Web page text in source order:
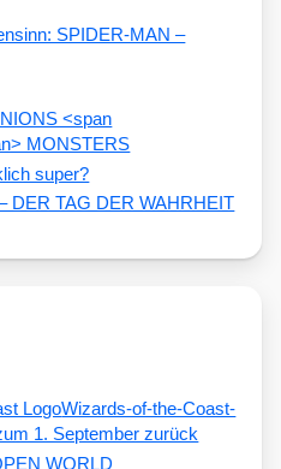
SPIDER-MAN –
<span
MONSTERS
super?
DER TAG DER WAHRHEIT
Wizards-of-the-Coast-
1. September zurück
WORLD